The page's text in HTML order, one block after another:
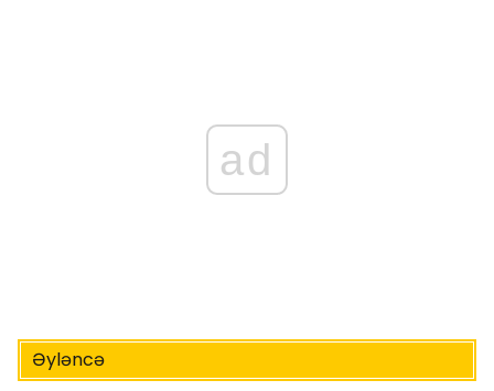
ad
Əyləncə